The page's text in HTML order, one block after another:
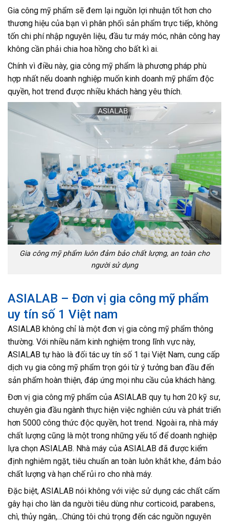
Gia công mỹ phẩm sẽ đem lại nguồn lợi nhuận tốt hơn cho
thương hiệu của bạn vì phân phối sản phẩm trực tiếp, không
tốn chi phí nhập nguyên liệu, đầu tư máy móc, nhân công hay
không cần phải chia hoa hồng cho bất kì ai.
Chính vì điều này, gia công mỹ phẩm là phương pháp phù
hợp nhất nếu doanh nghiệp muốn kinh doanh mỹ phẩm độc
quyền, hot trend được nhiều khách hàng yêu thích.
Gia công mỹ phẩm luôn đảm bảo chất lượng, an toàn cho
người sử dụng
ASIALAB – Đơn vị gia công mỹ phẩm
uy tín số 1 Việt nam
ASIALAB không chỉ là một đơn vị gia công mỹ phẩm thông
thường. Với nhiều năm kinh nghiệm trong lĩnh vực này,
ASIALAB tự hào là đối tác uy tín số 1 tại Việt Nam, cung cấp
dịch vụ gia công mỹ phẩm trọn gói từ ý tưởng ban đầu đến
sản phẩm hoàn thiện, đáp ứng mọi nhu cầu của khách hàng.
Đơn vị gia công mỹ phẩm của ASIALAB quy tụ hơn 20 kỹ sư,
chuyên gia đầu ngành thực hiện việc nghiên cứu và phát triển
hơn 5000 công thức độc quyền, hot trend. Ngoài ra, nhà máy
chất lượng cũng là một trong những yếu tố để doanh nghiệp
lựa chọn ASIALAB. Nhà máy của ASIALAB đã được kiểm
định nghiêm ngặt, tiêu chuẩn an toàn luôn khắt khe, đảm bảo
chất lượng và hạn chế rủi ro cho nhà máy.
Đặc biệt, ASIALAB nói không với việc sử dụng các chất cấm
gây hại cho làn da người tiêu dùng như corticoid, parabens,
chì, thủy ngân,…Chúng tôi chú trọng đến các nguồn nguyên